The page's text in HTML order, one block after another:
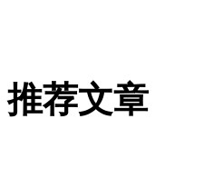
推荐文章